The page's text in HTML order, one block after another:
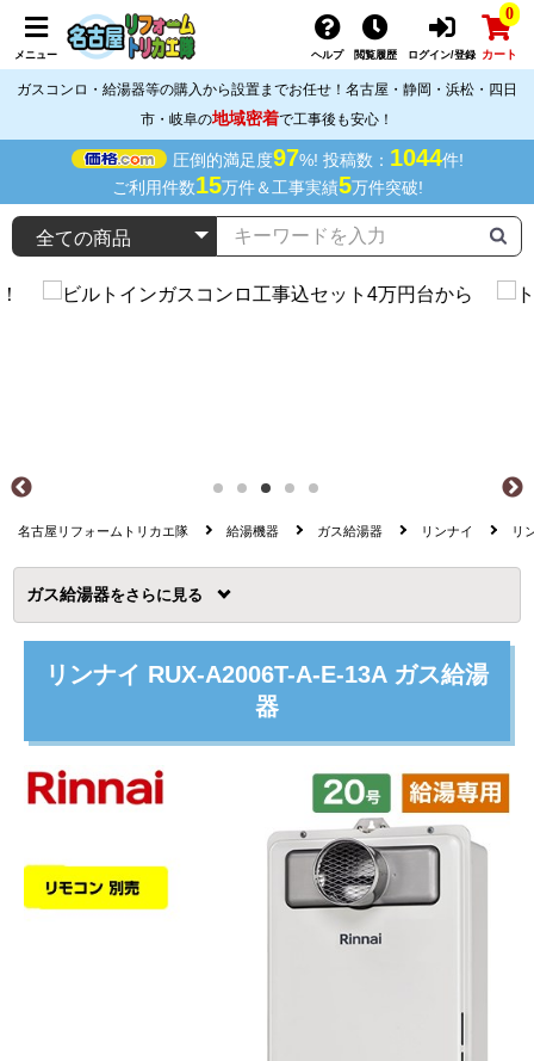
メニュー ヘルプ 閲覧履歴 ログイン/登録
0
カート
ガスコンロ・給湯器等の購入から設置までお任せ！名古屋・静岡・浜松・四日
市・岐阜の地域密着で工事後も安心！
圧倒的満足度97%! 投稿数： 1044件!
ご利用件数15万件＆工事実績5万件突破!
名古屋リフォームトリカエ隊 給湯機器 ガス給湯器 リンナイ リ
ガス給湯器を
リンナイ RUX-A2006T-A-E-13A ガス給湯
器